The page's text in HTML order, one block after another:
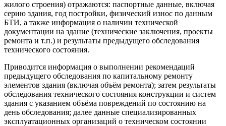
жилого строения) отражаются: паспортные данные, включая
серию здания, год постройки, физический износ по данным
БТИ, а также информация о наличии технической
документации на здание (технические заключения, проекты
ремонта и т.п.) и результаты предыдущего обследования
технического состояния.
Приводится информация о выполнении рекомендаций
предыдущего обследования по капитальному ремонту
элементов здания (включая объём ремонта); затем результаты
обследования технического состояния конструкции и систем
здания с указанием объёма повреждений по состоянию на
день обследования; далее данные специализированных
эксплуатационных организаций о техническом состоянии